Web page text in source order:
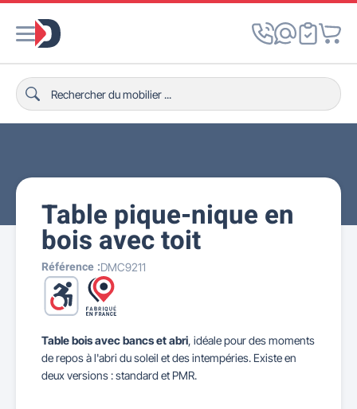
Table pique-nique en
bois avec toit
Référence :DMC9211
Table bois avec bancs et abri, idéale pour des moments
de repos à l'abri du soleil et des intempéries. Existe en
deux versions : standard et PMR.